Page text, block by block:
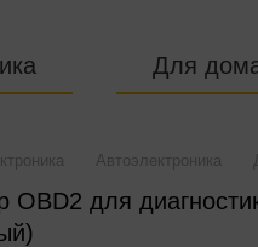
Для
Автоэлектроника
OBD2 для